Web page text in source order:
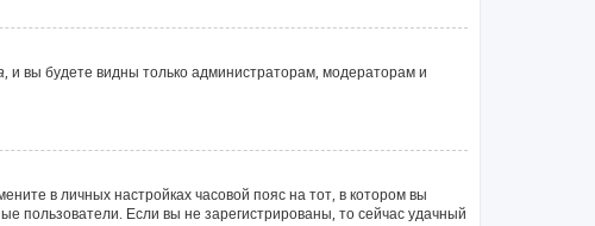
, и вы будете видны только администраторам, модераторам и
в личных настройках часовой пояс на тот, в котором вы
пользователи. Если вы не зарегистрированы, то сейчас удачный